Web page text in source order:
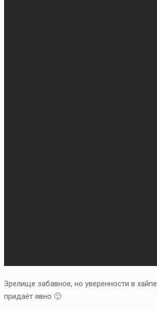
Зрелище забавное, но уверенности в хайпе
придаёт явно 🙂